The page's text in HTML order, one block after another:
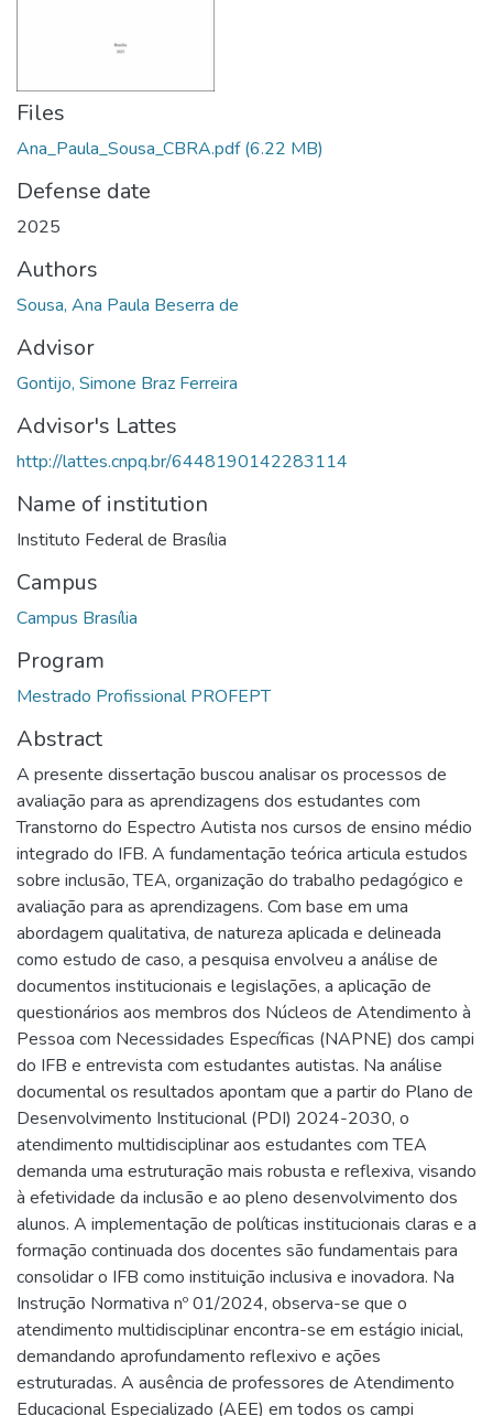
Files
Ana_Paula_Sousa_CBRA.pdf(6.22 MB)
Defense date
2025
Authors
Sousa, Ana Paula Beserra de
Advisor
Gontijo, Simone Braz Ferreira
Advisor's Lattes
http://lattes.cnpq.br/6448190142283114
Name of institution
Instituto Federal de Brasília
Campus
Campus Brasília
Program
Mestrado Profissional PROFEPT
Abstract
A presente dissertação buscou analisar os processos de
avaliação para as aprendizagens dos estudantes com
Transtorno do Espectro Autista nos cursos de ensino médio
integrado do IFB. A fundamentação teórica articula estudos
sobre inclusão, TEA, organização do trabalho pedagógico e
avaliação para as aprendizagens. Com base em uma
abordagem qualitativa, de natureza aplicada e delineada
como estudo de caso, a pesquisa envolveu a análise de
documentos institucionais e legislações, a aplicação de
questionários aos membros dos Núcleos de Atendimento à
Pessoa com Necessidades Específicas (NAPNE) dos campi
do IFB e entrevista com estudantes autistas. Na análise
documental os resultados apontam que a partir do Plano de
Desenvolvimento Institucional (PDI) 2024-2030, o
atendimento multidisciplinar aos estudantes com TEA
demanda uma estruturação mais robusta e reflexiva, visando
à efetividade da inclusão e ao pleno desenvolvimento dos
alunos. A implementação de políticas institucionais claras e a
formação continuada dos docentes são fundamentais para
consolidar o IFB como instituição inclusiva e inovadora. Na
Instrução Normativa nº 01/2024, observa-se que o
atendimento multidisciplinar encontra-se em estágio inicial,
demandando aprofundamento reflexivo e ações
estruturadas. A ausência de professores de Atendimento
Educacional Especializado (AEE) em todos os campi